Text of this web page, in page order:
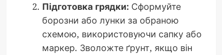
Підготовка грядки:Сформуйте
борозни або лунки за обраною
схемою, використовуючи сапку або
маркер. Зволожте ґрунт, якщо він